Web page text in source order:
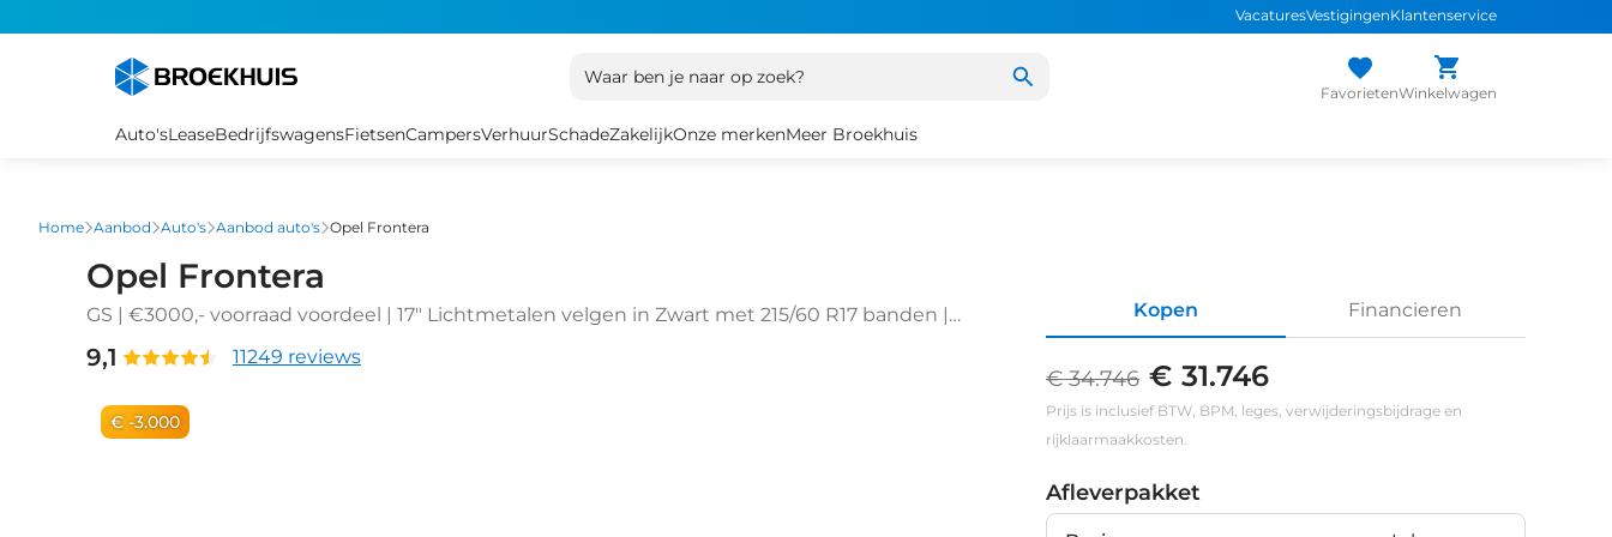
VacaturesVestigingenKlantenservice
Waar ben je naar op zoek?
FavorietenWinkelwagen
Auto'sLeaseBedrijfswagensFietsenCampersVerhuurSchadeZakelijkOnze merkenMeer Broekhuis
Home Aanbod Auto's Aanbod auto's Opel Frontera
Opel Frontera
GS | €3000,- voorraad voordeel | 17" Lichtmetalen velgen in Zwart met 215/60 R17 banden |
9,1 11249 reviews
€ -3.000
Kopen Financieren
€ 34.746 € 31.746
Prijs is inclusief BTW, BPM, leges, verwijderingsbijdrage en
rijklaarmaakkosten.
Afleverpakket